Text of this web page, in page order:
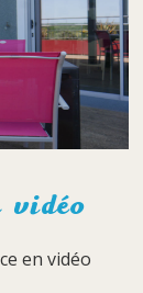
vidéo
en vidéo